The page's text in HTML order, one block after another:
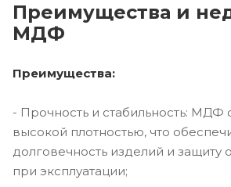
Преимущества и
МДФ
Преимущества:
- Прочность и стабильность: МДФ
высокой плотностью, что
долговечность изделий и защиту
при эксплуатации;